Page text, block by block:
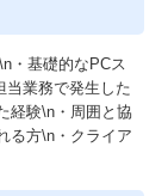
・基礎的なPCス
当業務で発生した
経験\n・周囲と協
る方\n・クライア